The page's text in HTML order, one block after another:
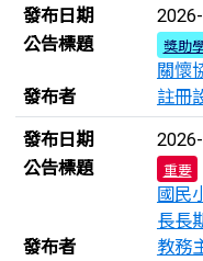
發布日期
公告標題 獎助
關懷
發布者
註冊
發布日期
公告標題 重要
國民
長長
發布者
教務